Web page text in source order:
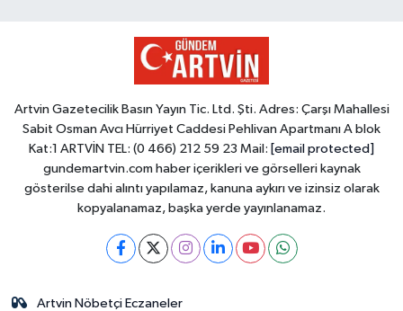
Artvin Gazetecilik Basın Yayın Tic. Ltd. Şti. Adres: Çarşı Mahallesi
Sabit Osman Avcı Hürriyet Caddesi Pehlivan Apartmanı A blok
Kat:1 ARTVİN TEL: (0 466) 212 59 23 Mail: [email protected]
gundemartvin.com haber içerikleri ve görselleri kaynak
gösterilse dahi alıntı yapılamaz, kanuna aykırı ve izinsiz olarak
kopyalanamaz, başka yerde yayınlanamaz.
Artvin Nöbetçi Eczaneler